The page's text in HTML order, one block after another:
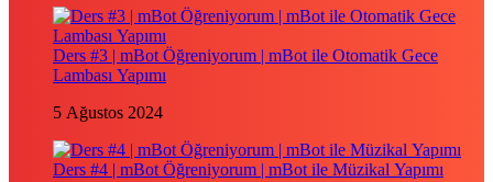
Ders #3 | mBot Öğreniyorum | mBot ile Otomatik Gece
Lambası Yapımı
5 Ağustos 2024
Ders #4 | mBot Öğreniyorum | mBot ile Müzikal Yapımı